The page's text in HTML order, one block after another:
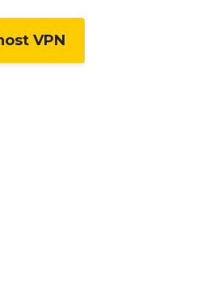
VPN